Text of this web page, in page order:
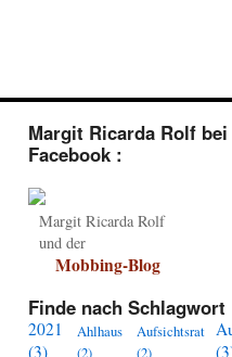
Margit Ricarda Rolf bei
Facebook :
Margit Ricarda Rolf
und der
Mobbing-Blog
Finde nach Schlagwort
2021
(3)
Ahlhaus
(2)
Aufsichtsrat
(2)